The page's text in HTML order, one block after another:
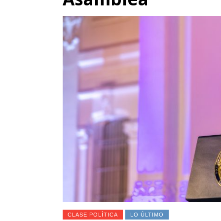
CLASE POLÍTICA LO ÚLTIMO